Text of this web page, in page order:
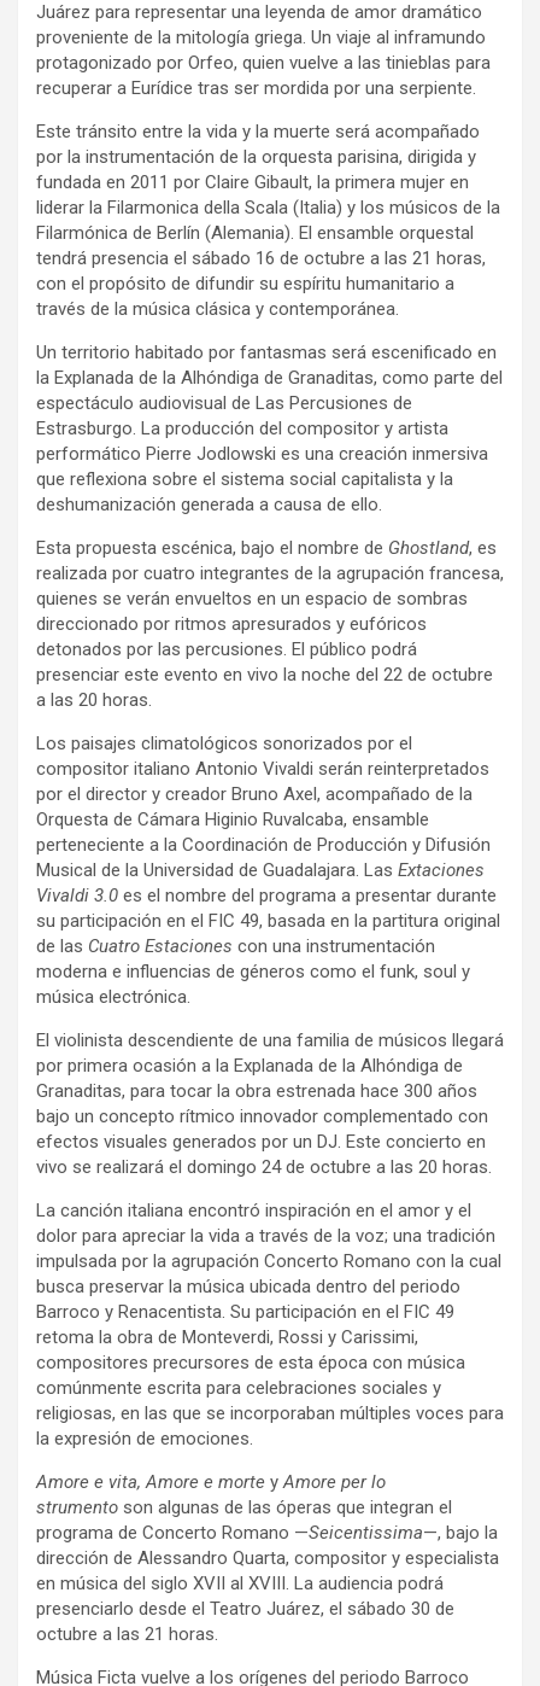
Juárez para representar una leyenda de amor dramático
proveniente de la mitología griega. Un viaje al inframundo
protagonizado por Orfeo, quien vuelve a las tinieblas para
recuperar a Eurídice tras ser mordida por una serpiente.
Este tránsito entre la vida y la muerte será acompañado
por la instrumentación de la orquesta parisina, dirigida y
fundada en 2011 por Claire Gibault, la primera mujer en
liderar la Filarmonica della Scala (Italia) y los músicos de la
Filarmónica de Berlín (Alemania). El ensamble orquestal
tendrá presencia el sábado 16 de octubre a las 21 horas,
con el propósito de difundir su espíritu humanitario a
través de la música clásica y contemporánea.
Un territorio habitado por fantasmas será escenificado en
la Explanada de la Alhóndiga de Granaditas, como parte del
espectáculo audiovisual de Las Percusiones de
Estrasburgo. La producción del compositor y artista
performático Pierre Jodlowski es una creación inmersiva
que reflexiona sobre el sistema social capitalista y la
deshumanización generada a causa de ello.
Esta propuesta escénica, bajo el nombre de Ghostland, es
realizada por cuatro integrantes de la agrupación francesa,
quienes se verán envueltos en un espacio de sombras
direccionado por ritmos apresurados y eufóricos
detonados por las percusiones. El público podrá
presenciar este evento en vivo la noche del 22 de octubre
a las 20 horas.
Los paisajes climatológicos sonorizados por el
compositor italiano Antonio Vivaldi serán reinterpretados
por el director y creador Bruno Axel, acompañado de la
Orquesta de Cámara Higinio Ruvalcaba, ensamble
perteneciente a la Coordinación de Producción y Difusión
Musical de la Universidad de Guadalajara. Las Extaciones
Vivaldi 3.0 es el nombre del programa a presentar durante
su participación en el FIC 49, basada en la partitura original
de las Cuatro Estaciones con una instrumentación
moderna e influencias de géneros como el funk, soul y
música electrónica.
El violinista descendiente de una familia de músicos llegará
por primera ocasión a la Explanada de la Alhóndiga de
Granaditas, para tocar la obra estrenada hace 300 años
bajo un concepto rítmico innovador complementado con
efectos visuales generados por un DJ. Este concierto en
vivo se realizará el domingo 24 de octubre a las 20 horas.
La canción italiana encontró inspiración en el amor y el
dolor para apreciar la vida a través de la voz; una tradición
impulsada por la agrupación Concerto Romano con la cual
busca preservar la música ubicada dentro del periodo
Barroco y Renacentista. Su participación en el FIC 49
retoma la obra de Monteverdi, Rossi y Carissimi,
compositores precursores de esta época con música
comúnmente escrita para celebraciones sociales y
religiosas, en las que se incorporaban múltiples voces para
la expresión de emociones.
Amore e vita, Amore e morte yAmore per lo
strumento son algunas de las óperas que integran el
programa de Concerto Romano —Seicentissima—, bajo la
dirección de Alessandro Quarta, compositor y especialista
en música del siglo XVII al XVIII. La audiencia podrá
presenciarlo desde el Teatro Juárez, el sábado 30 de
octubre a las 21 horas.
Música Ficta vuelve a los orígenes del periodo Barroco